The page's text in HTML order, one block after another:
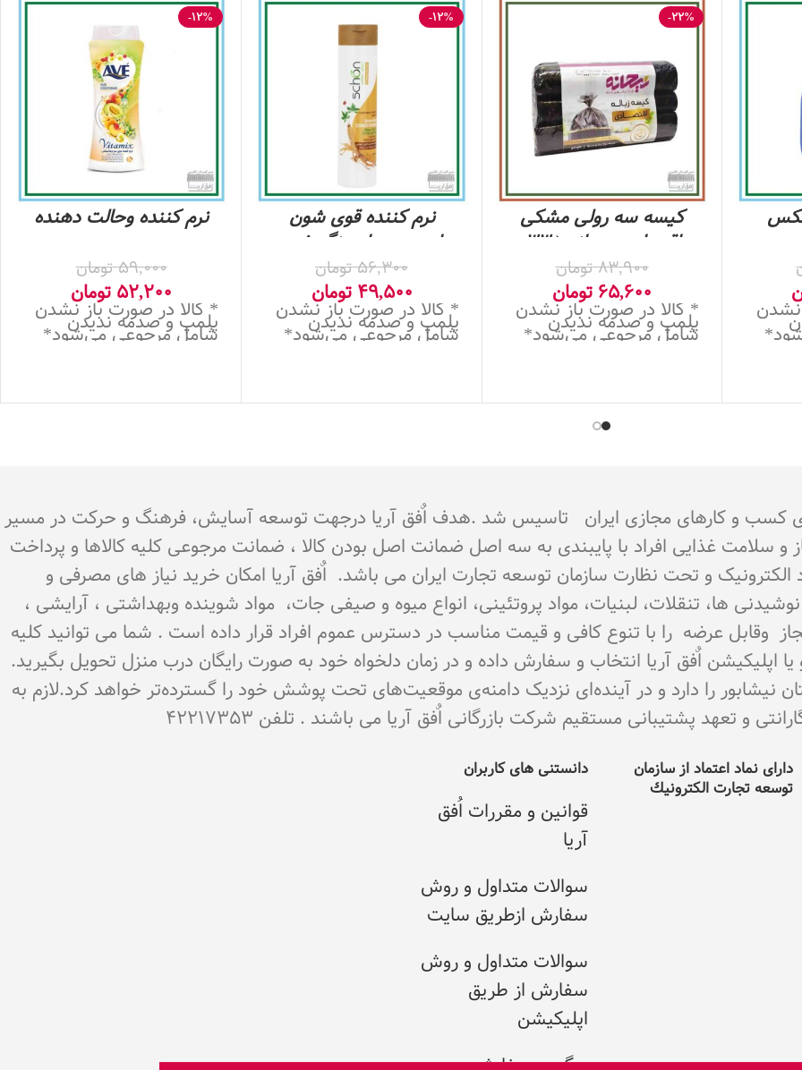
نشدن
-22%
کیسه سه رولی مشکی
اقتصادی ریحانه ( 33
عددی )
83,900تومان
65,600 تومان
* کالا در صورت باز نشدن
پلمپ و صدمه ندیدن
شامل مرجوعی می‌شود*
-12%
نرم کننده قوی شون
مناسب موهای رنگ شده و
آسیب دیده حاوی عصاره
میل)
56,300تومان
49,500 تومان
* کالا در صورت باز نشدن
پلمپ و صدمه ندیدن
شامل مرجوعی می‌شود*
-12%
نرم کننده وحالت دهنده
50گرمی
59,000تومان
52,200 تومان
* کالا در صورت باز نشدن
پلمپ و صدمه ندیدن
شامل مرجوعی می‌شود*
از اتحادیه کشوری کسب و کارهای مجازی ایران تاسیس شد .هدف اٌفق آریا درجهت توسعه آسایش، فرهنگ و حرکت در مسیر
و سلامت غذایی افراد با پایبندی به سه اصل ضمانت اصل بودن کالا ، ضمانت مرجوعی کلیه کالاها و پرداخت
الکترونیک و تحت نظارت سازمان توسعه تجارت ایران می باشد. اٌفق آریا امکان خرید نیاز های مصرفی و
نوشیدنی ها، تنقلات، لبنیات، مواد پروتئینی، انواع میوه و صیفی جات، مواد شوینده وبهداشتی ، آرایشی ،
مجاز وقابل عرضه را با تنوع کافی و قیمت مناسب در دسترس عموم افراد قرار داده است . شما می توانید کلیه
یا اپلیکیشن اٌفق آریا انتخاب و سفارش داده و در زمان دلخواه خود به صورت رایگان درب منزل تحویل بگیرید.
را دارد و در آینده‌ای نزدیک دامنه‌ی موقعیت‌های تحت پوشش خود را گسترده‌تر خواهد کرد.لازم به
و تعهد پشتیبانی مستقیم شرکت بازرگانی اٌفق آریا می باشند . تلفن 42217353
دارای نماد اعتماد از سازمان
توسعه تجارت الکترونيك
دانستنی های کاربران
قوانین و مقررات اُفق
آریا
سوالات متداول و روش
سفارش ازطریق سایت
سوالات متداول و روش
سفارش از طریق
اپلیکیشن